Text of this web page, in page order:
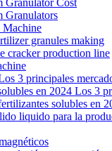
Granulator Cost
Granulators
Machine
granules making
cracker production line
3 principales
en 2024 Los 3
solubles en
liquido para la